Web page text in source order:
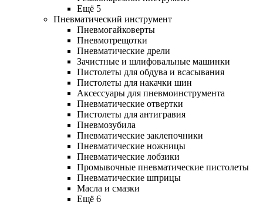
Ещё 5
Пневматический инструмент
Пневмогайковерты
Пневмотрещотки
Пневматические дрели
Зачистные и шлифовальные машинки
Пистолеты для обдува и всасывания
Пистолеты для накачки шин
Аксессуары для пневмоинструмента
Пневматические отвертки
Пистолеты для антигравия
Пневмозубила
Пневматические заклепочники
Пневматические ножницы
Пневматические лобзики
Промывочные пневматические пистолеты
Пневматические шприцы
Масла и смазки
Ещё 6